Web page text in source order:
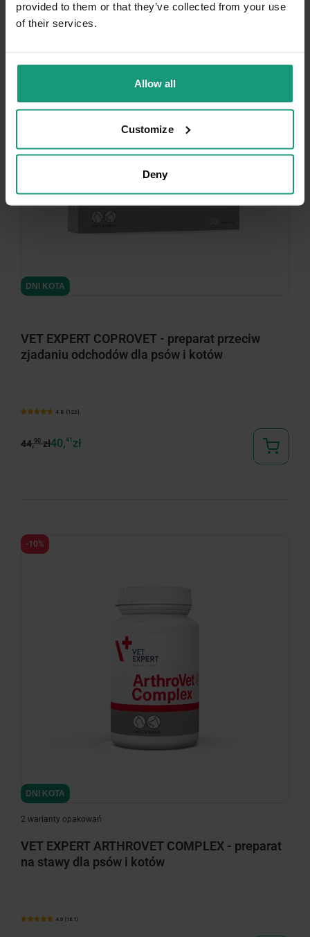
provided to them or that they’ve collected from your use
of their services.
Allow all
Customize
Deny
DNI KOTA
VET EXPERT COPROVET - preparat przeciw
zjadaniu odchodów dla psów i kotów
4.8 (123)
44,90zł40,41 zł
DNI KOTA
2 warianty opakowań
VET EXPERT ARTHROVET COMPLEX - preparat
na stawy dla psów i kotów
4.9 (181)
-10%